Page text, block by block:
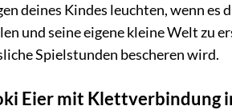
deines Kindes leuchten, wenn
und seine eigene kleine Welt zu
Spielstunden bescheren wird.
Eier mit Klettverbindung